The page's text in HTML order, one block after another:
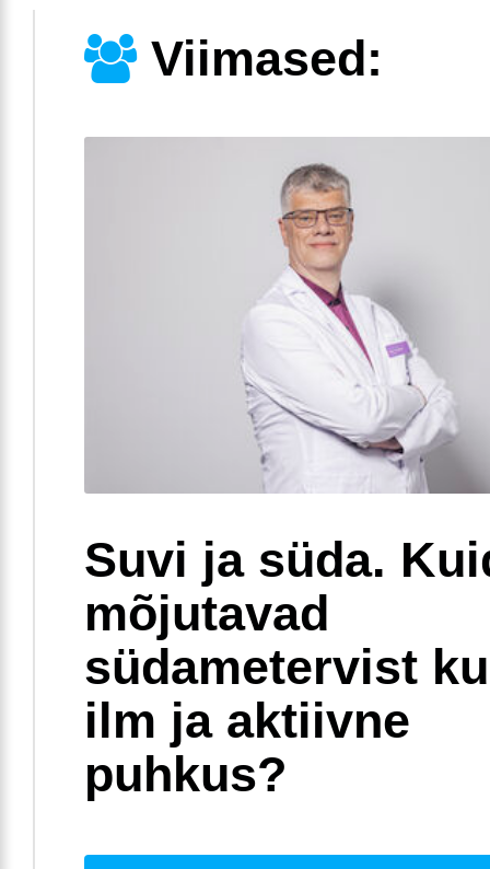
Viimased:
Suvi ja süda.
mõjutavad
südametervist
ilm ja aktiivne
puhkus?